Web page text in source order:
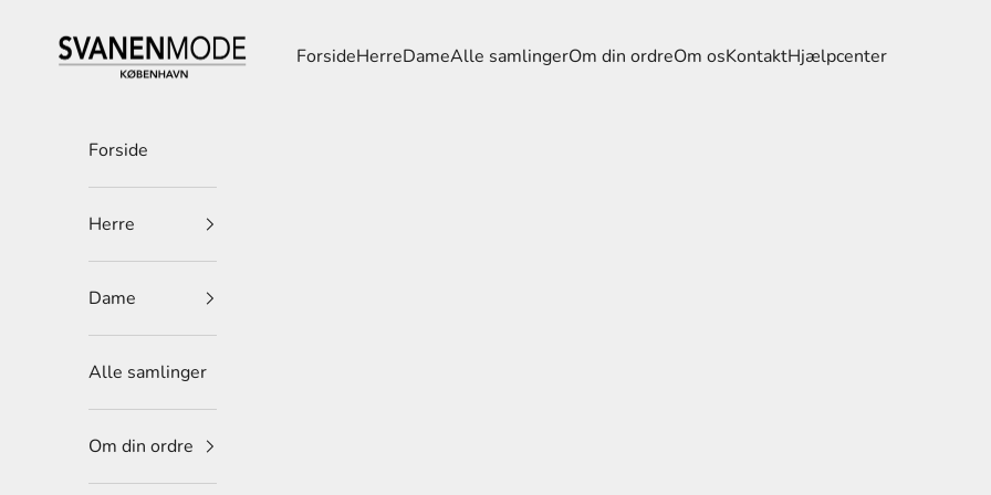
Svanen Mode
ForsideHerreDameAlle samlingerOm din ordreOm osKontaktHjælpcenter
Forside
Herre
Dame
Alle samlinger
Om din ordre